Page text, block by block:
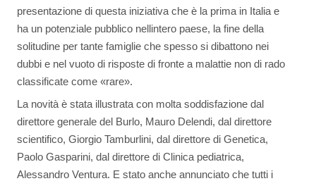
presentazione di questa iniziativa che è la prima in Italia e
ha un potenziale pubblico nellintero paese, la fine della
solitudine per tante famiglie che spesso si dibattono nei
dubbi e nel vuoto di risposte di fronte a malattie non di rado
classificate come «rare».
La novità è stata illustrata con molta soddisfazione dal
direttore generale del Burlo, Mauro Delendi, dal direttore
scientifico, Giorgio Tamburlini, dal direttore di Genetica,
Paolo Gasparini, dal direttore di Clinica pediatrica,
Alessandro Ventura. E stato anche annunciato che tutti i